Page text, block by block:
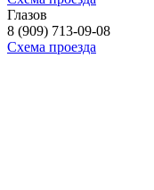
Глазов
8 (909) 713-09-08
Схема проезда